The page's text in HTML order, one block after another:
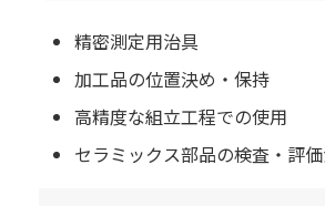
精密測定用治具
加工品の位置決め・保持
高精度な組立工程での使用
セラミックス部品の検査・評